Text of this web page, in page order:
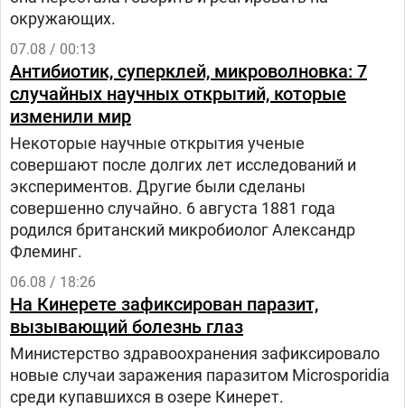
окружающих.
07.08 / 00:13
Антибиотик, суперклей, микроволновка: 7
случайных научных открытий, которые
изменили мир
Некоторые научные открытия ученые
совершают после долгих лет исследований и
экспериментов. Другие были сделаны
совершенно случайно. 6 августа 1881 года
родился британский микробиолог Александр
Флеминг.
06.08 / 18:26
На Кинерете зафиксирован паразит,
вызывающий болезнь глаз
Министерство здравоохранения зафиксировало
новые случаи заражения паразитом Microsporidia
среди купавшихся в озере Кинерет.